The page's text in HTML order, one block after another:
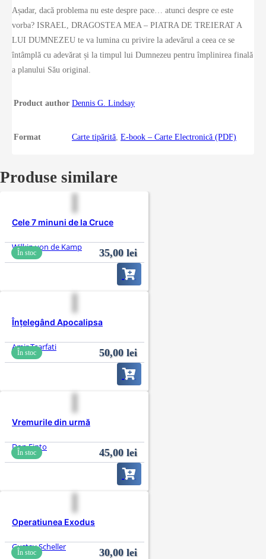
Așadar, dacă problema nu este despre pace… atunci despre ce este
vorba? ISRAEL, DRAGOSTEA MEA – PIATRA DE TREIERAT A
LUI DUMNEZEU te va lumina cu privire la adevărul a ceea ce se
întâmplă cu adevărat și la timpul lui Dumnezeu pentru împlinirea finală
a planului Său original.
Product author Dennis G. Lindsay
Format Carte tipărită, E-book – Carte Electronică (PDF)
Produse similare
Cele 7 minuni de la Cruce
Wilkin von de Kamp
În stoc 35,00 lei
Înțelegând Apocalipsa
Amir Tsarfati
În stoc 50,00 lei
Vremurile din urmă
Don Finto
În stoc 45,00 lei
Operatiunea Exodus
Gustav Scheller
În stoc 30,00 lei